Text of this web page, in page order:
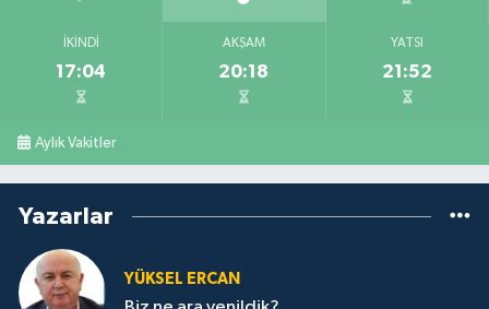
İKINDI
17:04
AKŞAM
20:18
YATSI
21:52
Aylık Vakitler
Yazarlar
YÜKSEL ERCAN